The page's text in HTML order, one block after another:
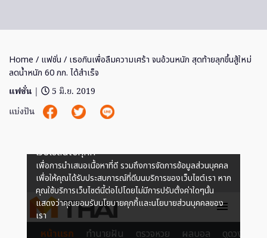
Home / แฟชั่น / เธอกินเพื่อลืมความเศร้า จนอ้วนหนัก สุดท้ายลุกขึ้นสู้ใหม่
ลดน้ำหนัก 60 กก. ได้สำเร็จ
แฟชั่น |
5 มิ.ย. 2019
แบ่งปัน